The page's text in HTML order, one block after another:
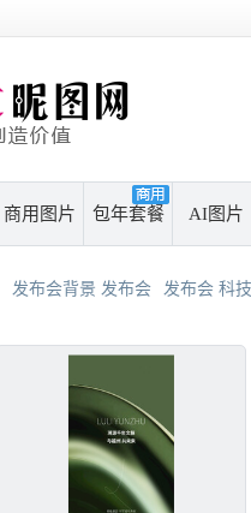
商用图片 包年套餐 AI图片
发布会背景 发布会 发布会 科